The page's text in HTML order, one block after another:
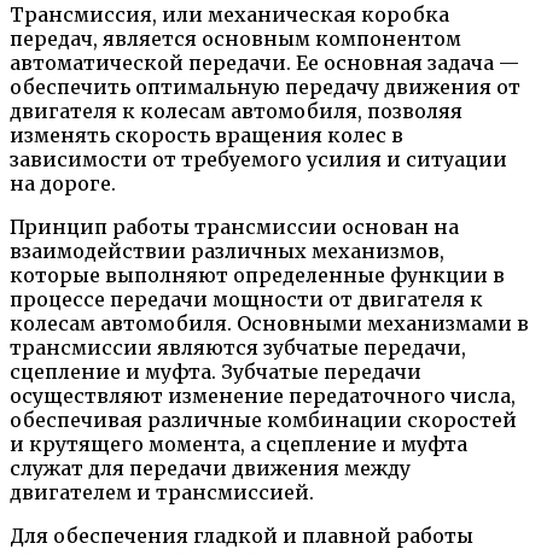
Трансмиссия, или механическая коробка
передач, является основным компонентом
автоматической передачи. Ее основная задача —
обеспечить оптимальную передачу движения от
двигателя к колесам автомобиля, позволяя
изменять скорость вращения колес в
зависимости от требуемого усилия и ситуации
на дороге.
Принцип работы трансмиссии основан на
взаимодействии различных механизмов,
которые выполняют определенные функции в
процессе передачи мощности от двигателя к
колесам автомобиля. Основными механизмами в
трансмиссии являются зубчатые передачи,
сцепление и муфта. Зубчатые передачи
осуществляют изменение передаточного числа,
обеспечивая различные комбинации скоростей
и крутящего момента, а сцепление и муфта
служат для передачи движения между
двигателем и трансмиссией.
Для обеспечения гладкой и плавной работы